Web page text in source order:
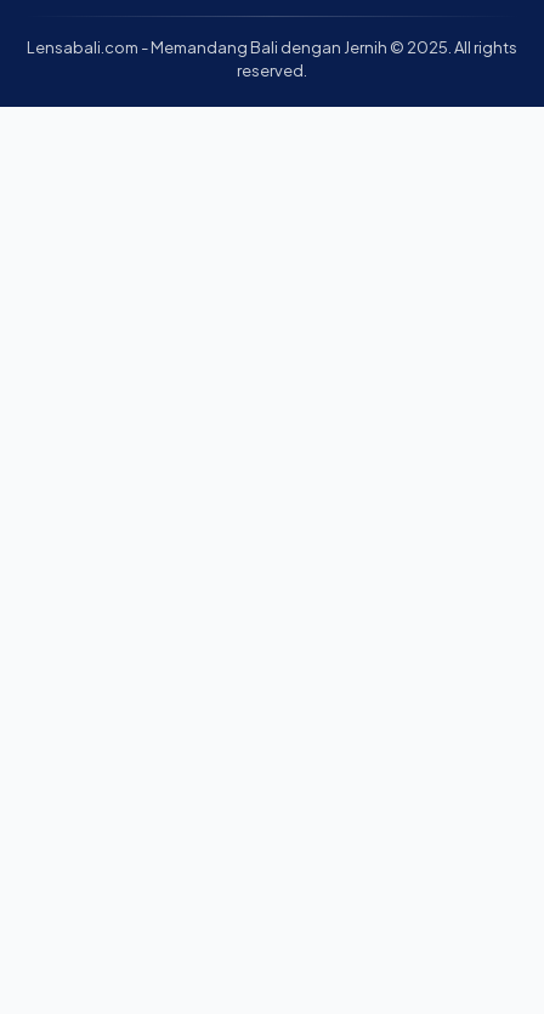
Lensabali.com - Memandang Bali dengan Jernih © 2025. All rights
reserved.